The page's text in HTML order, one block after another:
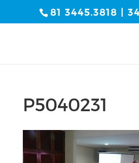
81 3445.3818 |
P5040231